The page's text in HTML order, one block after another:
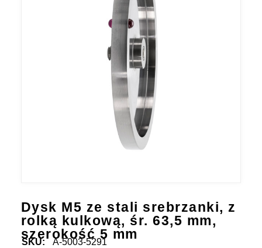
Dysk M5 ze stali srebrzanki, z
rolką kulkową, śr. 63,5 mm,
szerokość 5 mm
SKU: A-5003-5291